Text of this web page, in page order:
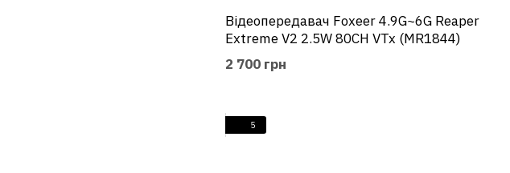
Відеопередавач Foxeer 4.9G~6G Reaper
Extreme V2 2.5W 80CH VTx (MR1844)
2 700 грн
5